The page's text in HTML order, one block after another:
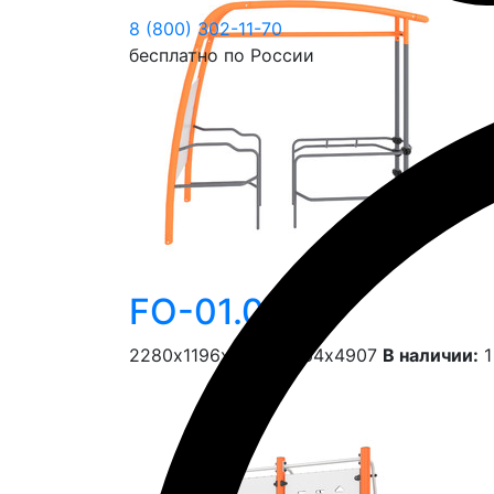
8 (800) 302-11-70
бесплатно по России
FO-01.05
2280х1196х2386 5964х4907 В наличии: